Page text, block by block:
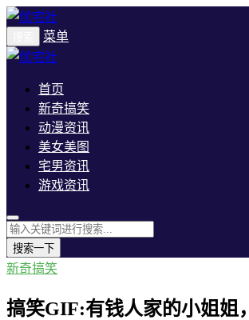
菜单
首页
新奇搞笑
动漫资讯
美女美图
宅男资讯
游戏资讯
搜索一下
新奇搞笑
搞笑GIF:有钱人家的小姐姐